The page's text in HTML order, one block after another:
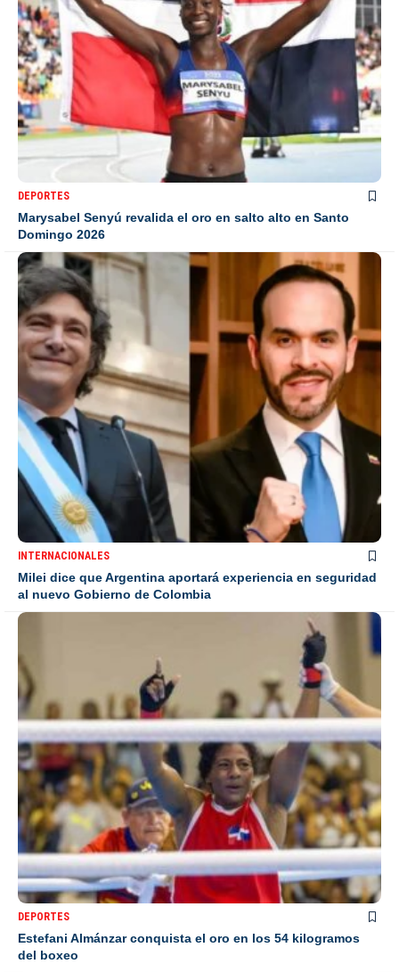
DEPORTES
Marysabel Senyú revalida el oro en salto alto en Santo
Domingo 2026
INTERNACIONALES
Milei dice que Argentina aportará experiencia en seguridad
al nuevo Gobierno de Colombia
DEPORTES
Estefani Almánzar conquista el oro en los 54 kilogramos
del boxeo